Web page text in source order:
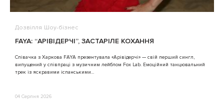
Дозвілля Шоу-бізнес
FAYA: “АРІВІДЕРЧІ”, ЗАСТАРІЛЕ КОХАННЯ
Співачка з Харкова FAYA презентувала «Арівідерчі» — свій перший сингл,
випущений у співпраці з музичним лейблом Fox Lab. Емоційний танцювальний
трек із яскравими іспанськими...
04 Серпня 2026